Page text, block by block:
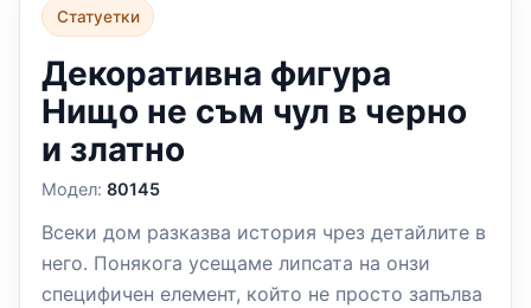
Статуетки
Декоративна фигура
Нищо не съм чул в черно
и златно
Модел:80145
Всеки дом разказва история чрез детайлите в
него. Понякога усещаме липсата на онзи
специфичен елемент, който не просто запълва